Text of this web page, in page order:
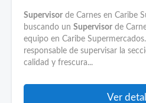
Supervisor de Carnes en Caribe
buscando un Supervisor de
equipo en Caribe
responsable de supervisar la
calidad y frescura...
Ver